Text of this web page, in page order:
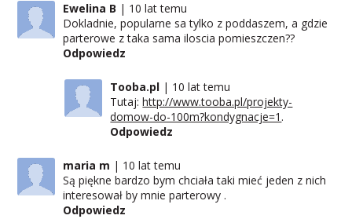
Ewelina B
10 lat temu
Dokladnie, popularne sa tylko z poddaszem, a gdzie
parterowe z taka sama iloscia pomieszczen??
Odpowiedz
Tooba.pl
10 lat temu
Tutaj:http://www.tooba.pl/projekty-
domow-do-100m?kondygnacje=1 .
Odpowiedz
maria m
10 lat temu
Są piękne bardzo bym chciała taki mieć jeden z nich
interesował by mnie parterowy .
Odpowiedz